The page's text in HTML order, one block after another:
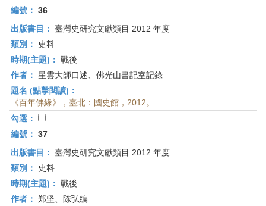
編號： 36
出版書目： 臺灣史研究文獻類目 2012 年度
類別：
史料
時期(主題)： 戰後
作者： 星雲大師口述、佛光山書記室記錄
題名 (點擊閱讀)：
《百年佛緣》，臺北：國史館，2012。
勾選：
編號： 37
出版書目： 臺灣史研究文獻類目 2012 年度
類別：
史料
時期(主題)： 戰後
作者： 郑坚、陈弘编